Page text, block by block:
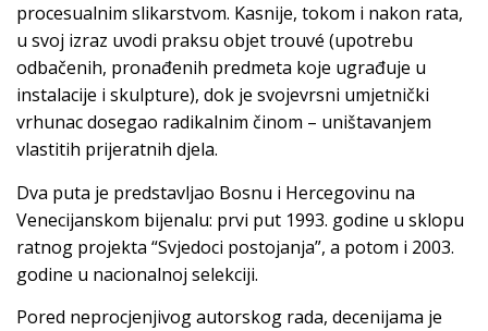
procesualnim slikarstvom. Kasnije, tokom i nakon rata,
u svoj izraz uvodi praksu objet trouvé (upotrebu
odbačenih, pronađenih predmeta koje ugrađuje u
instalacije i skulpture), dok je svojevrsni umjetnički
vrhunac dosegao radikalnim činom – uništavanjem
vlastitih prijeratnih djela.
Dva puta je predstavljao Bosnu i Hercegovinu na
Venecijanskom bijenalu: prvi put 1993. godine u sklopu
ratnog projekta “Svjedoci postojanja”, a potom i 2003.
godine u nacionalnoj selekciji.
Pored neprocjenjivog autorskog rada, decenijama je